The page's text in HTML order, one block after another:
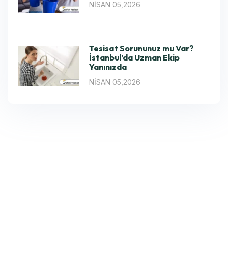
NISAN 05,2026
Tesisat Sorununuz mu Var?
İstanbul’da Uzman Ekip
Yanınızda
NISAN 05,2026